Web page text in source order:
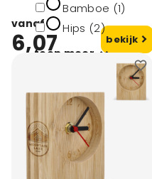
Bamboe (1)
Hips (2)
toon meer
Materiaal type
ABS (1)
Bamboe (1)
Papier (1)
vanaf
6,07 bekijk